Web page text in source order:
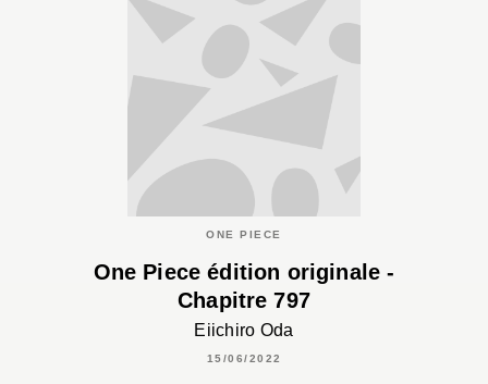
ONE PIECE
One Piece édition originale -
Chapitre 797
Eiichiro Oda
15/06/2022